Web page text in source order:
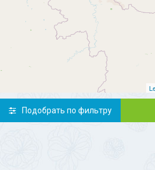
Подобрать по фильтру